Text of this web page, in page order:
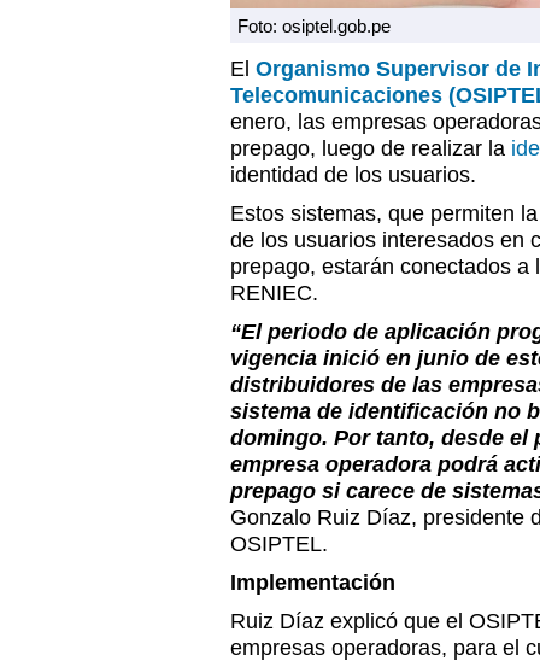
Foto: osiptel.gob.pe
El Organismo Supervisor de
Telecomunicaciones
enero, las empresas
prepago, luego de realizar la
identidad de los usuarios.
Estos sistemas, que permiten
de los usuarios interesados en
prepago, estarán conectados a
RENIEC.
“El periodo de aplicación
vigencia inició en junio de
distribuidores de las
sistema de identificación no
domingo. Por tanto, desde el
empresa operadora podrá
prepago si carece de
Gonzalo Ruiz Díaz, presidente
OSIPTEL.
Implementación
Ruiz Díaz explicó que el
empresas operadoras, para el